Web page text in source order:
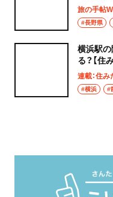
旅の手帖
#長野県
横浜駅の
る？【住
連載：住
#横浜 #